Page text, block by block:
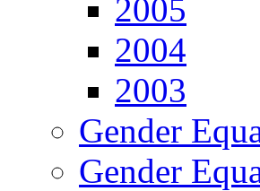
2005
2004
2003
Gender
Gender